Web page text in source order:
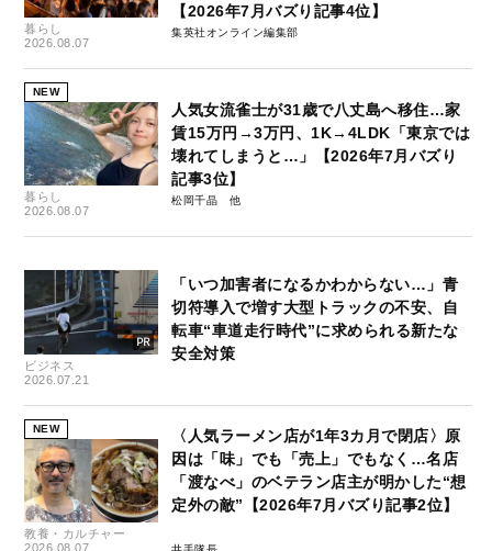
暮らし
2026.08.07
【2026年7月バズり記事4位】
集英社オンライン編集部
NEW
暮らし
2026.08.07
人気女流雀士が31歳で八丈島へ移住…家
賃15万円→3万円、1K→4LDK「東京では
壊れてしまうと…」【2026年7月バズり
記事3位】
松岡千晶
ビジネス
2026.07.21
「いつ加害者になるかわからない…」青
切符導入で増す大型トラックの不安、自
転車“車道走行時代”に求められる新たな
安全対策
NEW
教養・カルチャー
2026.08.07
〈人気ラーメン店が1年3カ月で閉店〉原
因は「味」でも「売上」でもなく…名店
「渡なべ」のベテラン店主が明かした“想
定外の敵”【2026年7月バズり記事2位】